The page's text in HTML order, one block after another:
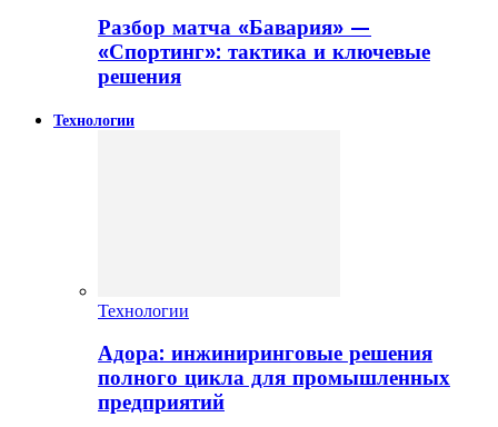
Разбор матча «Бавария» —
«Спортинг»: тактика и ключевые
решения
Технологии
Технологии
Адора: инжиниринговые решения
полного цикла для промышленных
предприятий